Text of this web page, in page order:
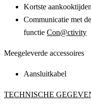
Kortste
Communicatie met
functie Con@ctivity
Meegeleverde accessoires
Aansluitkabel
TECHNISCHE